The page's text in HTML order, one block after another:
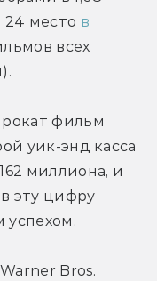
24 место в
всех
фильм
уик-энд касса
миллиона, и
эту цифру
успехом.
Bros.